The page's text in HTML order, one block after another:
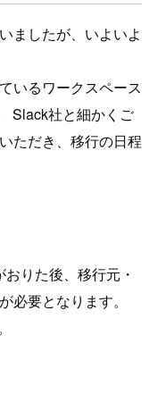
ましたが、いよいよ
いるワークスペース
Slack社と細かくご
ただき、移行の日程
りた後、移行元・
必要となります。